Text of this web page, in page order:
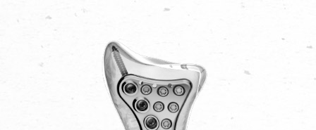
患者專區
投資人/公司治理專區
永續發展/利害關係人專區
人才招募